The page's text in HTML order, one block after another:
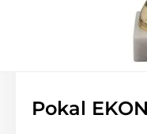
Pokal